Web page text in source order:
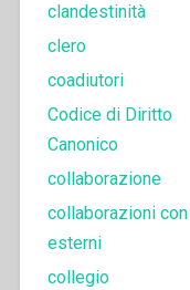
clandestinità
clero
coadiutori
Codice di Diritto
Canonico
collaborazione
collaborazioni con
esterni
collegio